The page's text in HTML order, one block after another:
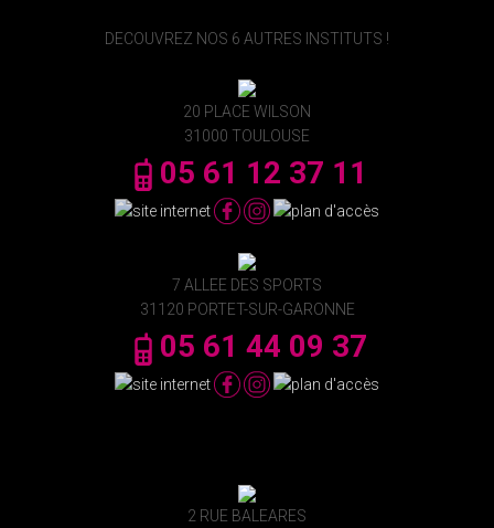
DECOUVREZ NOS 6 AUTRES INSTITUTS !
20 PLACE WILSON
31000 TOULOUSE
05 61 12 37 11
7 ALLEE DES SPORTS
31120 PORTET-SUR-GARONNE
05 61 44 09 37
2 RUE BALEARES